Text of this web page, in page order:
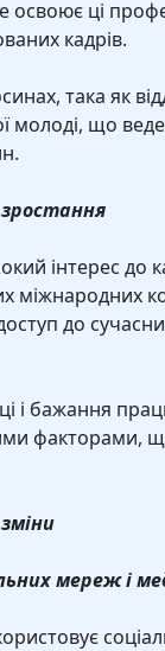
ці
кадрів.
така як
молоді, що
зростання
інтерес до
міжнародних
до
і бажання
факторами,
мереж і